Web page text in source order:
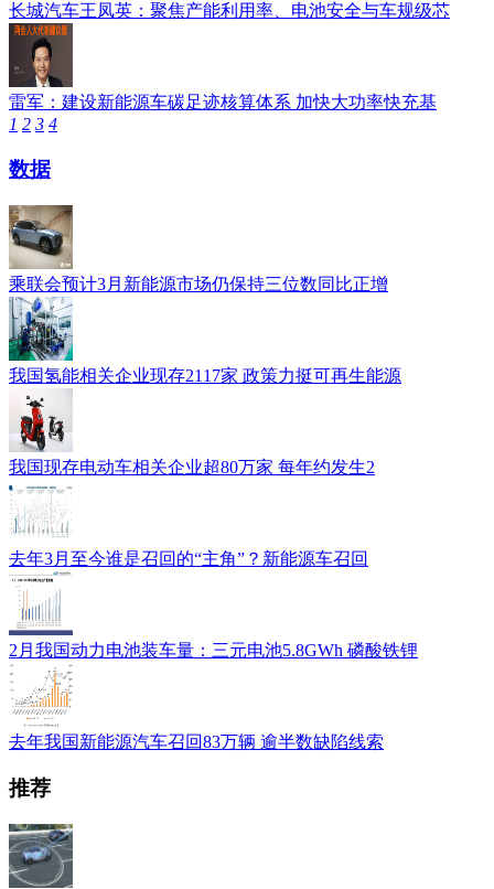
长城汽车王凤英：聚焦产能利用率、电池安全与车规级芯
雷军：建设新能源车碳足迹核算体系 加快大功率快充基
1 2 3 4
数据
乘联会预计3月新能源市场仍保持三位数同比正增
我国氢能相关企业现存2117家 政策力挺可再生能源
我国现存电动车相关企业超80万家 每年约发生2
去年3月至今谁是召回的“主角”？新能源车召回
2月我国动力电池装车量：三元电池5.8GWh 磷酸铁锂
去年我国新能源汽车召回83万辆 逾半数缺陷线索
推荐